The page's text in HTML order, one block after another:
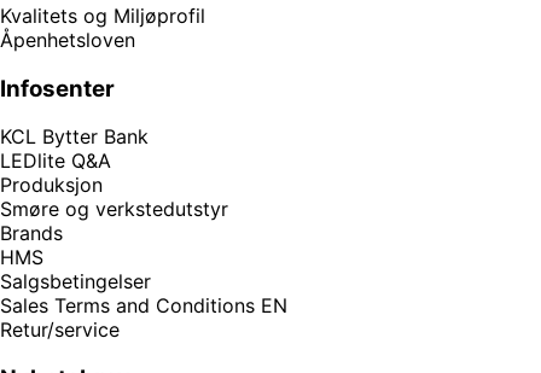
Kvalitets og Miljøprofil
Åpenhetsloven
Infosenter
KCL Bytter Bank
LEDlite Q&A
Produksjon
Smøre og verkstedutstyr
Brands
HMS
Salgsbetingelser
Sales Terms and Conditions EN
Retur/service